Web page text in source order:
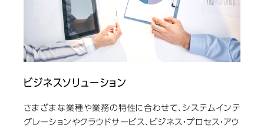
ビジネスソリューション
さまざまな業種や業務の特性に合わせて、システムインテ
グレーションやクラウドサービス、ビジネス・プロセス・アウ